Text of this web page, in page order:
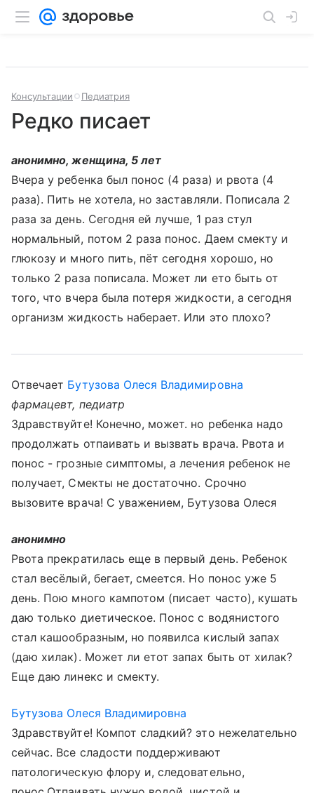
Консультации Педиатрия
Редко писает
анонимно, женщина, 5 лет
Вчера у ребенка был понос (4 раза) и рвота (4
раза). Пить не хотела, но заставляли. Пописала 2
раза за день. Сегодня ей лучше, 1 раз стул
нормальный, потом 2 раза понос. Даем смекту и
глюкозу и много пить, пёт сегодня хорошо, но
только 2 раза пописала. Может ли ето быть от
того, что вчера была потеря жидкости, а сегодня
организм жидкость наберает. Или это плохо?
Отвечает Бутузова Олеся Владимировна
фармацевт, педиатр
Здравствуйте! Конечно, может. но ребенка надо
продолжать отпаивать и вызвать врача. Рвота и
понос - грозные симптомы, а лечения ребенок не
получает, Смекты не достаточно. Срочно
вызовите врача! С уважением, Бутузова Олеся
анонимно
Рвота прекратилась еще в первый день. Ребенок
стал весёлый, бегает, смеется. Но понос уже 5
день. Пою много кампотом (писает часто), кушать
даю только диетическое. Понос с водянистого
стал кашообразным, но появилса кислый запах
(даю хилак). Может ли етот запах быть от хилак?
Еще даю линекс и смекту.
Бутузова Олеся Владимировна
Здравствуйте! Компот сладкий? это нежелательно
сейчас. Все сладости поддерживают
патологическую флору и, следовательно,